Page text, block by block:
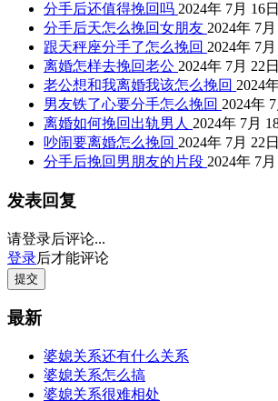
分手后还值得挽回吗 2024年 7月 16日
分手后天怎么挽回女朋友 2024年 7月
跟天秤座分手了怎么挽回 2024年 7月
离婚怎样去挽回老公 2024年 7月 22日
老公想和我离婚我该怎么挽回 2024
男友铁了心要分手怎么挽回 2024年
离婚如何挽回出轨男人 2024年 7月
吵闹要离婚怎么挽回 2024年 7月 22日
分手后挽回男朋友的片段 2024年 7月
发表回复
请登录后评论...
登录后才能评论
提交
最新
婆媳关系还有什么关系
婆媳关系怎么搞
婆媳关系很难相处